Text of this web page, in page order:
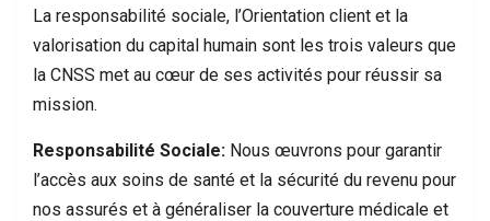
La responsabilité sociale, l’Orientation client et la
valorisation du capital humain sont les trois valeurs que
la CNSS met au cœur de ses activités pour réussir sa
mission.
Responsabilité Sociale: Nous œuvrons pour garantir
l’accès aux soins de santé et la sécurité du revenu pour
nos assurés et à généraliser la couverture médicale et